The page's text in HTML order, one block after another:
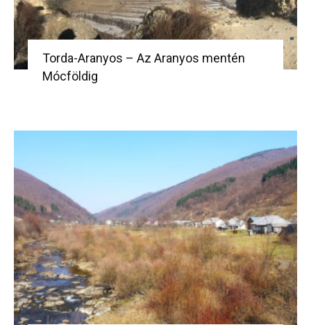
Torda-Aranyos – Az Aranyos mentén
Mócföldig